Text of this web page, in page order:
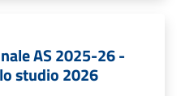
AS 2025-26 -
studio 2026